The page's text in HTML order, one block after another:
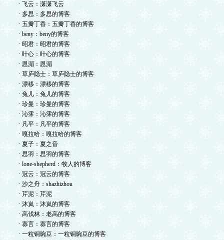
· 飞云：潇潇飞云
· 多思：多思的博客
· 五瓣丁香：五瓣丁香的博客
· beny：beny的博客
· 昭君：昭君的博客
· 叶心：叶心的博客
· 恩湄：恩湄
· 草庐隐士：草庐隐士的博客
· 漂移：漂移的博客
· 兔儿：兔儿的博客
· 珍曼：珍曼的博客
· 沁霈：沁霈的博客
· 凡平：凡平的博客
· 嘎拉哈：嘎拉哈的博客
· 夏子：夏之音
· 思羽：思羽的博客
· lone-shepherd：牧人的博客
· 冠云：冠云的博客
· 沙之舟：shazhizhou
· 芹泥：芹泥
· 沐岚：沐岚的博客
· 高伐林：老高的博客
· 寡言：寡言的博客
· 一粒铜豌豆：一粒铜豌豆的博客